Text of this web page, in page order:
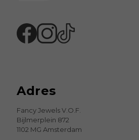
Adres
Fancy Jewels V.O.F.
Bijlmerplein 872
1102 MG Amsterdam